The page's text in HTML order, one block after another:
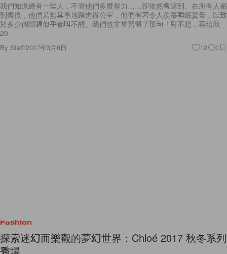
我們知道總有一些人，不管他們多麼努力……卻依然會遲到。在所有人都
到齊後，他們若無其事地踏進辦公室，他們有著令人羨慕睡眠質量，以致
於多少個鬧鐘似乎都叫不醒。我們也非常習慣了那句「對不起，再給我
20
By Staff/2017年3月6日 12 0
Fashion
探索迷幻而樂觀的夢幻世界：Chloé 2017 秋冬系列
秀場